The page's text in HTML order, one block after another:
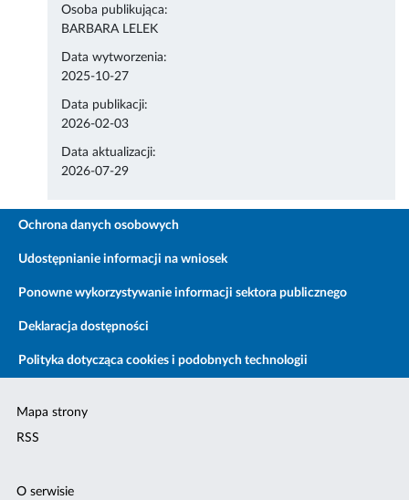
Osoba publikująca:
BARBARA LELEK
Data wytworzenia:
2025-10-27
Data publikacji:
2026-02-03
Data aktualizacji:
2026-07-29
Ochrona danych osobowych
Udostępnianie informacji na wniosek
Ponowne wykorzystywanie informacji sektora publicznego
Deklaracja dostępności
Polityka dotycząca cookies i podobnych technologii
Mapa strony
RSS
O serwisie